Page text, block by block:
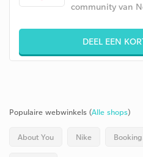
community van
DEEL EEN
Populaire webwinkels (Alle shops)
About You Nike